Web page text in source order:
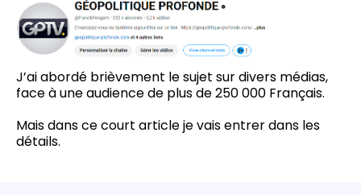
J’ai abordé brièvement le sujet sur divers médias,
face à une audience de plus de 250 000 Français.
Mais dans ce court article je vais entrer dans les
détails.